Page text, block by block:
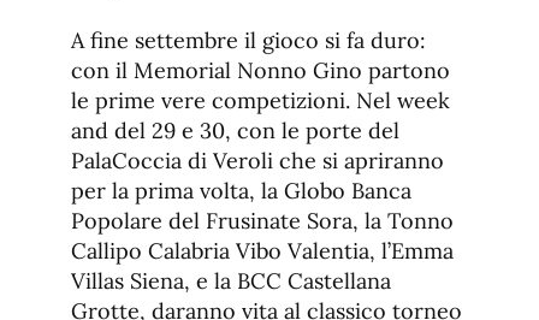
A fine settembre il gioco si fa duro:
con il Memorial Nonno Gino partono
le prime vere competizioni. Nel week
and del 29 e 30, con le porte del
PalaCoccia di Veroli che si apriranno
per la prima volta, la Globo Banca
Popolare del Frusinate Sora, la Tonno
Callipo Calabria Vibo Valentia, l’Emma
Villas Siena, e la BCC Castellana
Grotte, daranno vita al classico torneo